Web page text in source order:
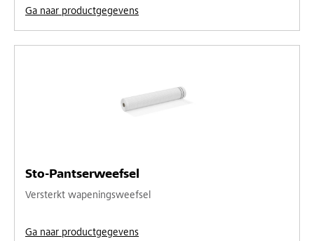
Ga naar productgegevens
Sto-Pantserweefsel
Versterkt wapeningsweefsel
Ga naar productgegevens